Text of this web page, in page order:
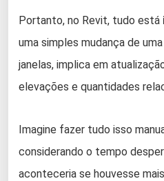
Portanto, no Revit, tudo está
uma simples mudança de
janelas, implica em
elevações e quantidades
Imagine fazer tudo isso
considerando o tempo
aconteceria se houvesse